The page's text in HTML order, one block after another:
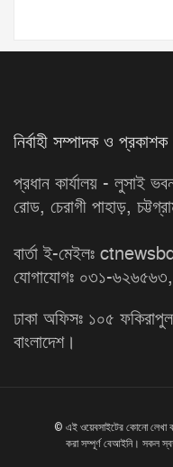
নির্বাহী সম্পাদক ও
প্রধান কার্যালয় - লুসাই
রোড, চেরাগী পাহাড়,
বার্তা ই-মেইলঃ
যোগাযোগঃ ০৩১-
ঢাকা অফিসঃ ১০৫
বাংলাদেশ।
© এই ওয়েবসাইটের কোনো লেখা
করা সম্পূর্ণ বেআইনি। সকল